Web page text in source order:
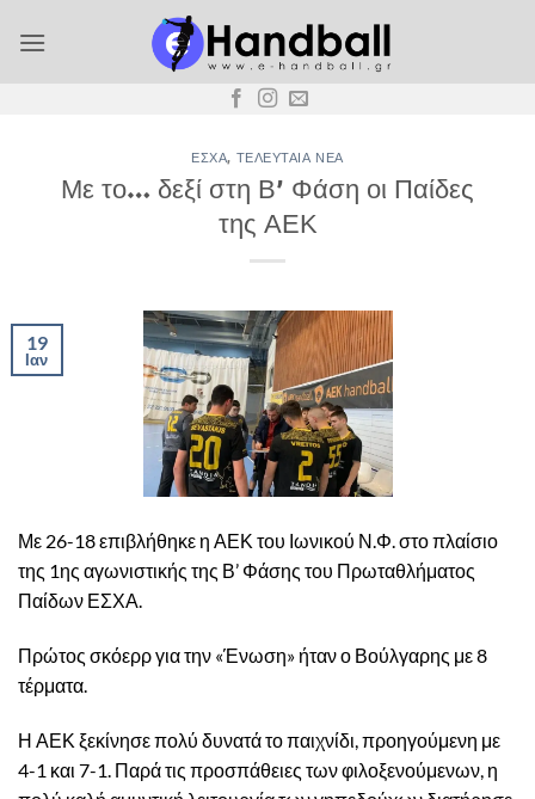
στο
ΕΣΧΑ, ΤΕΛΕΥΤΑΊΑ ΝΈΑ
Με το… δεξί στη Β’ Φάση οι Παίδες
της ΑΕΚ
19
Ιαν
Με 26-18 επιβλήθηκε η ΑΕΚ του Ιωνικού Ν.Φ. στο πλαίσιο
της 1ης αγωνιστικής της Β’ Φάσης του Πρωταθλήματος
Παίδων ΕΣΧΑ.
Πρώτος σκόερρ για την «Ένωση» ήταν ο Βούλγαρης με 8
τέρματα.
Η ΑΕΚ ξεκίνησε πολύ δυνατά το παιχνίδι, προηγούμενη με
4-1 και 7-1. Παρά τις προσπάθειες των φιλοξενούμενων, η